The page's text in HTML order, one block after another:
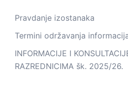
Pravdanje izostanaka
Termini održavanja
INFORMACIJE I
RAZREDNICIMA šk. 2025/26.